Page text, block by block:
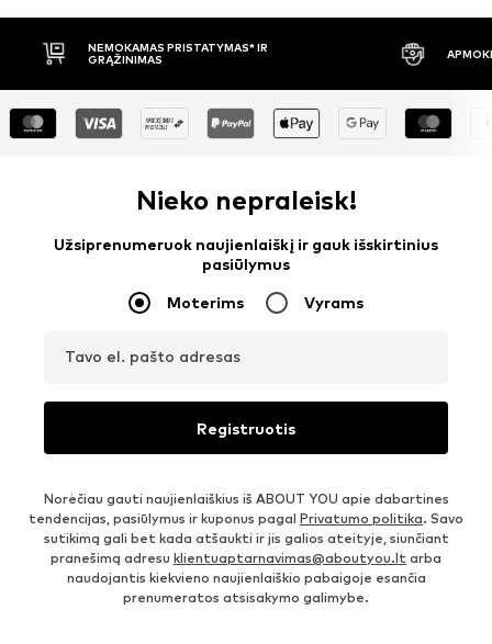
APMOKĖJIMAS PRISTAČIUS 30 DIENŲ
Nieko nepraleisk!
Užsiprenumeruok naujienlaiškį ir gauk išskirtinius
pasiūlymus
Moterims Vyrams
Tavo el. pašto adresas
Registruotis
Norėčiau gauti naujienlaiškius iš ABOUT YOU apie dabartines
tendencijas, pasiūlymus ir kuponus pagal Privatumo politika. Savo
sutikimą gali bet kada atšaukti ir jis galios ateityje, siunčiant
pranešimą adresu klientuaptarnavimas@aboutyou.lt arba
naudojantis kiekvieno naujienlaiškio pabaigoje esančia
prenumeratos atsisakymo galimybe.